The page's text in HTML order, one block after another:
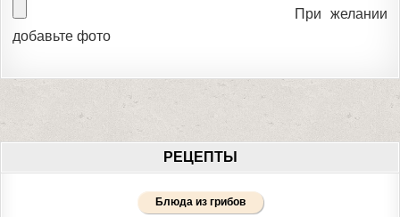
При желании
добавьте фото
РЕЦЕПТЫ
Блюда из грибов